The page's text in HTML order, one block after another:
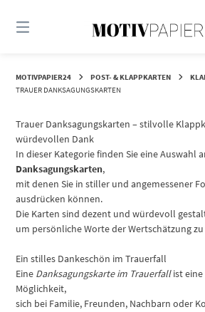
zum
MOTIVPAPIER24 POST- & KLAPPKARTEN
TRAUER DANKSAGUNGSKARTEN
Trauer Danksagungskarten – stilvolle
würdevollen Dank
In dieser Kategorie finden Sie eine Auswahl
Danksagungskarten,
mit denen Sie in stiller und angemessener
ausdrücken können.
Die Karten sind dezent und würdevoll
um persönliche Worte der Wertschätzung
Ein stilles Dankeschön im Trauerfall
Eine Danksagungskarte im Trauerfallist eine
Möglichkeit,
sich bei Familie, Freunden, Nachbarn oder